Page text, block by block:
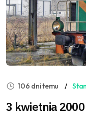
106 dni temu
3 kwietnia